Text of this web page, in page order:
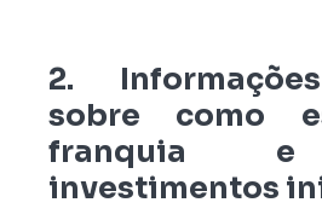
2.
sobre como
franquia e
investimentos